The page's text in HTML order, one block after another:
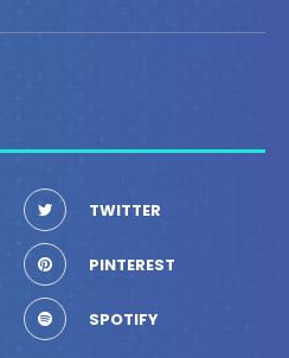
TWITTER
PINTEREST
SPOTIFY